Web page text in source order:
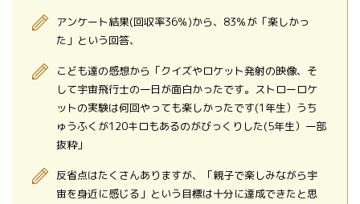
アンケート結果(回収率36％)から、83％が「楽しかっ
た」という回答、
こども達の感想から「クイズやロケット発射の映像、そ
して宇宙飛行士の一日が面白かったです。ストローロケ
ットの実験は何回やっても楽しかったです(1年生）うち
ゅうふくが120キロもあるのがびっくりした(5年生）一部
抜粋」
反省点はたくさんありますが、「親子で楽しみながら宇
宙を身近に感じる」という目標は十分に達成できたと思